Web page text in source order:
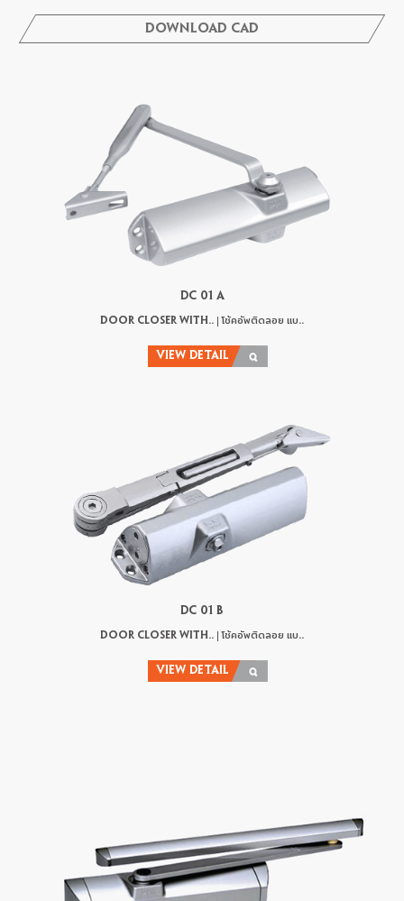
Download Cad
DC 01 A
DOOR CLOSER WITH.. | โช้คอัพติดลอย แบ..
VIEW DETAIL
DC 01 B
DOOR CLOSER WITH.. | โช้คอัพติดลอย แบ..
VIEW DETAIL